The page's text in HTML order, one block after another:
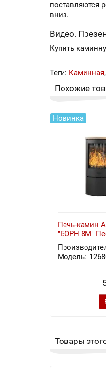
поставляются
вниз.
Видео.
Купить
Теги: Каминная,
Похожие
Новинка
Печь-камин
"БОРН 8М"
Модель:
Товары